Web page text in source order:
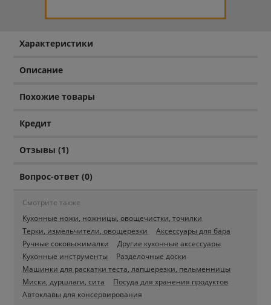
Характеристики
Описание
Похожие товары
Кредит
Отзывы (1)
Вопрос-ответ (0)
Смотрите также
Кухонные ножи, ножницы, овощечистки, точилки
Терки, измельчители, овощерезки
Аксессуары для бара
Ручные соковыжималки
Другие кухонные аксессуары
Кухонные инструменты
Разделочные доски
Машинки для раскатки теста, лапшерезки, пельменницы
Миски, дуршлаги, сита
Посуда для хранения продуктов
Автоклавы для консервирования